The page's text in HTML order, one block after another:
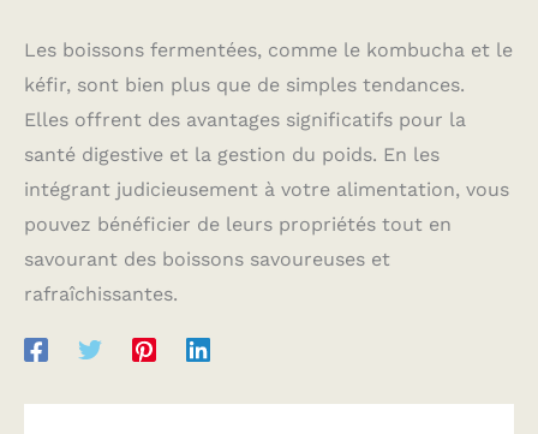
Les boissons fermentées, comme le kombucha et le
kéfir, sont bien plus que de simples tendances.
Elles offrent des avantages significatifs pour la
santé digestive et la gestion du poids. En les
intégrant judicieusement à votre alimentation, vous
pouvez bénéficier de leurs propriétés tout en
savourant des boissons savoureuses et
rafraîchissantes.